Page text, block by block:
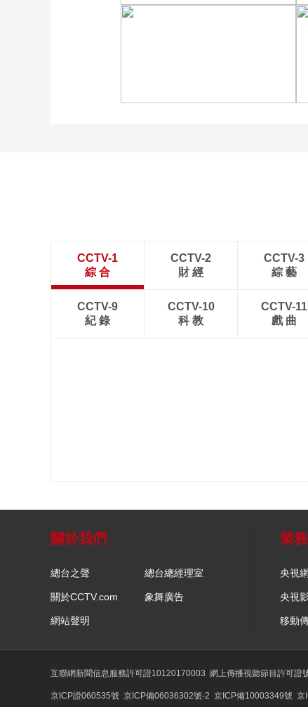
CCTV-1
綜 合
CCTV-2
財 經
CCTV-3
綜 藝
CCTV-9
紀 錄
CCTV-10
科 教
CCTV-11
戲 曲
關於我們
總台之聲 總台總經理室
關於CCTV.com 象舞廣告
網站聲明
業
央視網
央視
移動
互聯網新聞信息服務許可證10120170003 網上傳播視聽節目許可證
京ICP證060535號 京ICP備06036302號-2 京ICP備10003349號 京